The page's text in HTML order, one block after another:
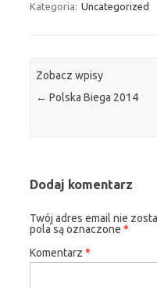
Kategoria: Uncategorized
Zobacz wpisy
← Polska Biega 2014
Dodaj komentarz
Twój adres email nie
pola są oznaczone *
Komentarz *